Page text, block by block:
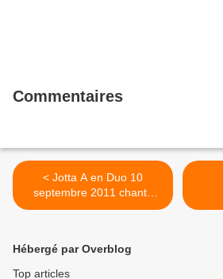
Commentaires
< Jotta A en Duo 10
septembre 2011 chante
Alléluia
Hébergé par Overblog
Top articles